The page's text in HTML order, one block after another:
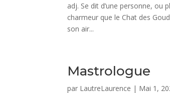
adj. Se dit d’une personne, ou
charmeur que le Chat des
son air...
Mastrologue
par LautreLaurence | Mai 1,